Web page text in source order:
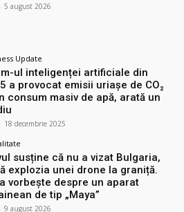
- 5 august 2026
Update
ul inteligenței artificiale din
a provocat emisii uriașe de CO₂
consum masiv de apă, arată un
- 18 decembrie 2025
susține că nu a vizat Bulgaria,
explozia unei drone la graniță.
vorbește despre un aparat
de tip „Maya”
- 9 august 2026